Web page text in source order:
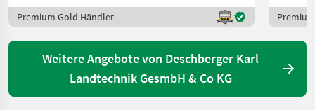
Premium Gold Händler
Weitere Angebote von Deschberger Karl
Landtechnik GesmbH & Co KG